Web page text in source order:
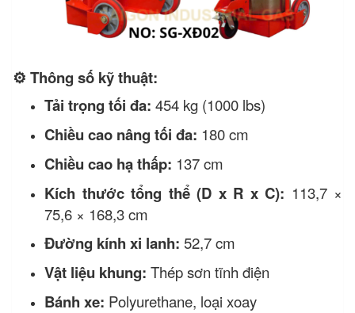
⚙ Thông số kỹ thuật:
Tải trọng tối đa: 454 kg (1000 lbs)
Chiều cao nâng tối đa: 180 cm
Chiều cao hạ thấp: 137 cm
Kích thước tổng thể (D x R x C): 113,7 ×
75,6 × 168,3 cm
Đường kính xi lanh: 52,7 cm
Vật liệu khung: Thép sơn tĩnh điện
Bánh xe: Polyurethane, loại xoay